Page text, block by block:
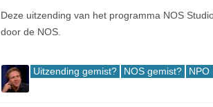
Deze uitzending van het programma NOS
door de NOS.
Uitzending gemist? NOS gemist? NPO